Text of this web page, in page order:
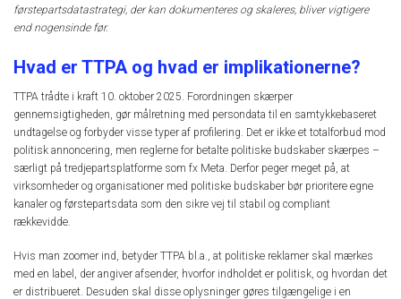
førstepartsdatastrategi, der kan dokumenteres og skaleres, bliver vigtigere
end nogensinde før.
Hvad er TTPA og hvad er implikationerne?
TTPA trådte i kraft 10. oktober 2025. Forordningen skærper
gennemsigtigheden, gør målretning med persondata til en samtykkebaseret
undtagelse og forbyder visse typer af profilering. Det er ikke et totalforbud mod
politisk annoncering, men reglerne for betalte politiske budskaber skærpes –
særligt på tredjepartsplatforme som fx Meta. Derfor peger meget på, at
virksomheder og organisationer med politiske budskaber bør prioritere egne
kanaler og førstepartsdata som den sikre vej til stabil og compliant
rækkevidde.
Hvis man zoomer ind, betyder TTPA bl.a., at politiske reklamer skal mærkes
med en label, der angiver afsender, hvorfor indholdet er politisk, og hvordan det
er distribueret. Desuden skal disse oplysninger gøres tilgængelige i en